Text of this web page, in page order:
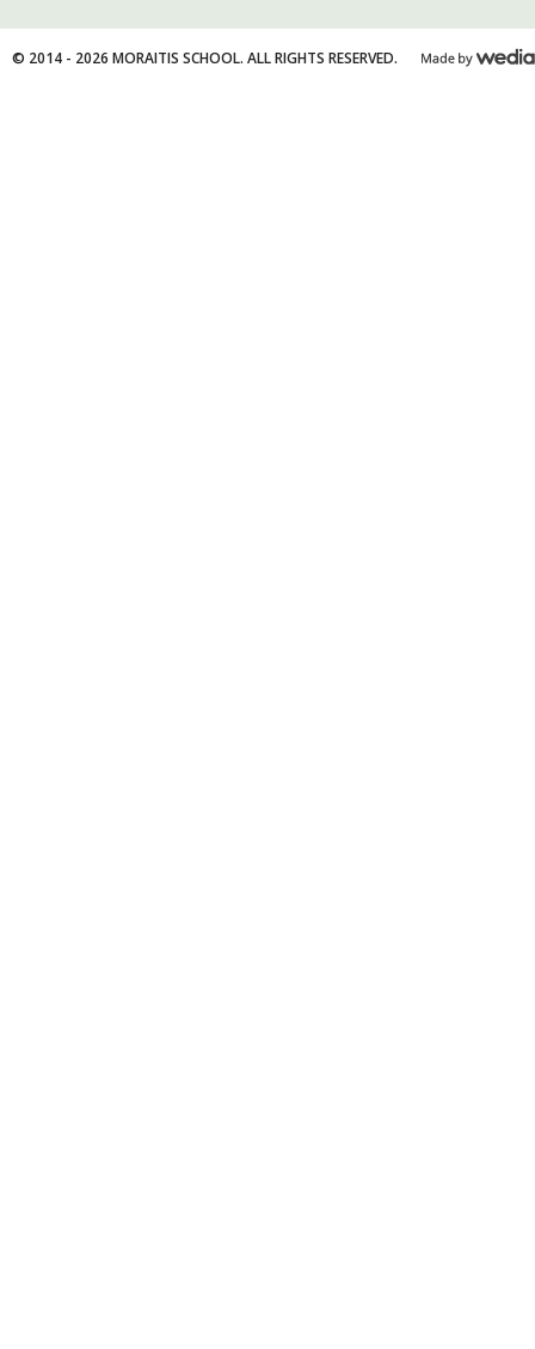
© 2014 - 2026 MORAITIS SCHOOL. ALL RIGHTS RESERVED.